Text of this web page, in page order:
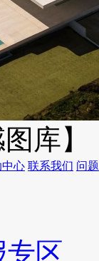
库】
心 联系我们 问
专区